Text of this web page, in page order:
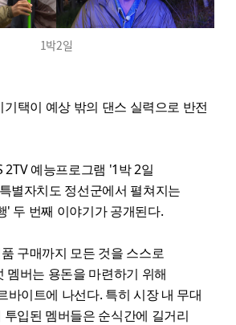
1박2일
택이 예상 밖의 댄스 실력으로 반전
2TV 예능프로그램 '1박 2일
별자치도 정선군에서 펼쳐지는
' 두 번째 이야기가 공개된다.
구매까지 모든 것을 스스로
멤버는 용돈을 마련하기 위해
바이트에 나선다. 특히 시장 내 무대
입된 멤버들은 순식간에 길거리